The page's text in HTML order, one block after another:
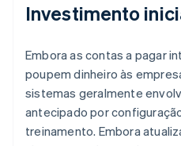
Investimento
Embora as contas a pagar
poupem dinheiro às
sistemas geralmente
antecipado por
treinamento. Embora